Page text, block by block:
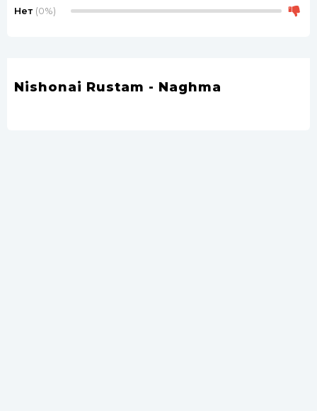
Нет (0%)
Nishonai Rustam - Naghma